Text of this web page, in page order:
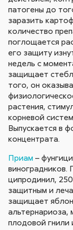
патогены до
заразить
количество
поглощается
его защиту
недель с
защищает
того, он
растения,
корневой
Выпускается в
концентрата.
Приам –
виноградников.
ципродинил,
защитным и
защищает
альтернариоза,
плодовой гнили